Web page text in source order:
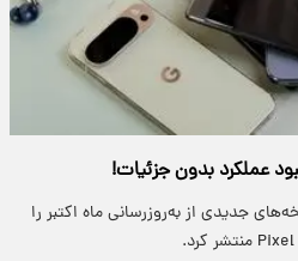
تاریخ ۳۰ اکتبر ۲۰۲۵ نسخه‌های جدیدی از به‌روزرسانی ماه اکتبر را